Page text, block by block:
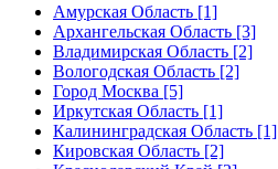
Амурская Область [1]
Архангельская Область [3]
Владимирская Область [2]
Вологодская Область [2]
Город Москва [5]
Иркутская Область [1]
Калининградская Область [1]
Кировская Область [2]